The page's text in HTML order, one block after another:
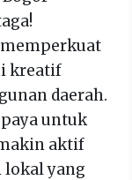
kreatif
daerah.
untuk
aktif
lokal yang